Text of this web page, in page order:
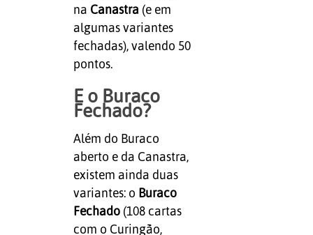
na Canastra (e em
algumas variantes
fechadas), valendo 50
pontos.
E o Buraco
Fechado?
Além do Buraco
aberto e da Canastra,
existem ainda duas
variantes: o Buraco
Fechado(108 cartas
com o Curingão,